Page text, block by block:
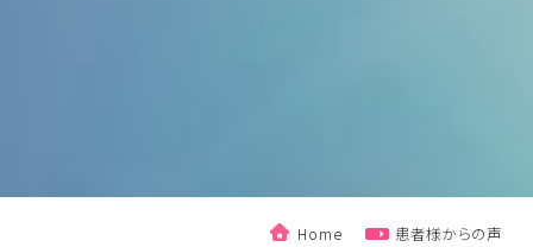
Home 患者様からの声